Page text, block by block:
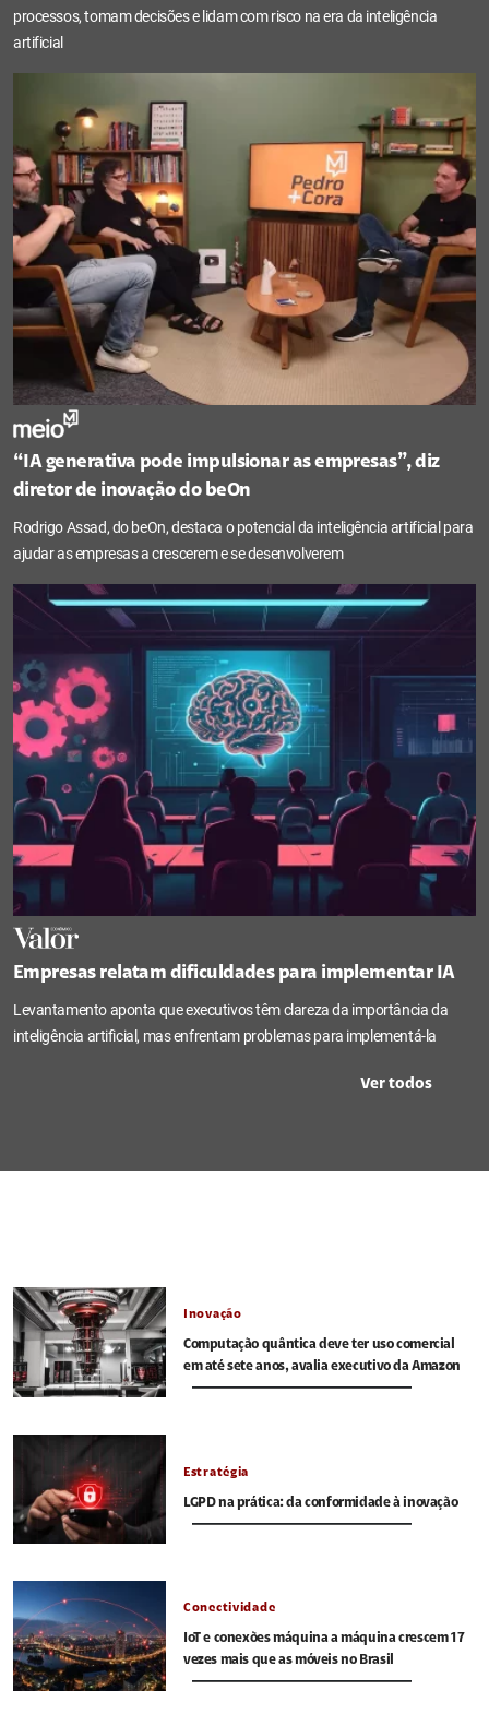
processos, tomam decisões e lidam com risco na era da inteligência
artificial
“IA generativa pode impulsionar as empresas”, diz
diretor de inovação do beOn
Rodrigo Assad, do beOn, destaca o potencial da inteligência artificial para
ajudar as empresas a crescerem e se desenvolverem
Empresas relatam dificuldades para implementar IA
Levantamento aponta que executivos têm clareza da importância da
inteligência artificial, mas enfrentam problemas para implementá-la
Ver todos
Inovação
Computação quântica deve ter uso comercial
em até sete anos, avalia executivo da Amazon
Estratégia
LGPD na prática: da conformidade à inovação
Conectividade
IoT e conexões máquina a máquina crescem 17
vezes mais que as móveis no Brasil